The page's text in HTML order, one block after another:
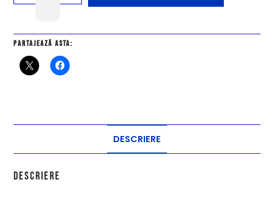
Partajează asta:
DESCRIERE
Descriere